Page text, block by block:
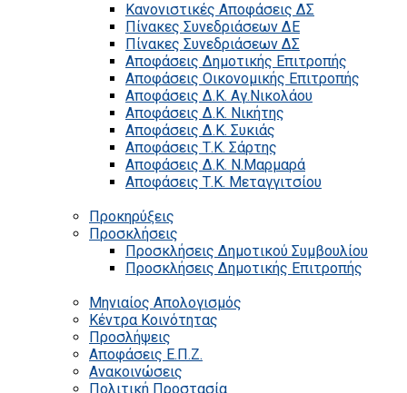
Κανονιστικές Αποφάσεις ΔΣ
Πίνακες Συνεδριάσεων ΔΕ
Πίνακες Συνεδριάσεων ΔΣ
Αποφάσεις Δημοτικής Επιτροπής
Αποφάσεις Οικονομικής Επιτροπής
Αποφάσεις Δ.Κ. Αγ.Νικολάου
Αποφάσεις Δ.Κ. Νικήτης
Αποφάσεις Δ.Κ. Συκιάς
Αποφάσεις Τ.Κ. Σάρτης
Αποφάσεις Δ.Κ. Ν.Μαρμαρά
Αποφάσεις Τ.Κ. Μεταγγιτσίου
Προκηρύξεις
Προσκλήσεις
Προσκλήσεις Δημοτικού Συμβουλίου
Προσκλήσεις Δημοτικής Επιτροπής
Μηνιαίος Απολογισμός
Κέντρα Κοινότητας
Προσλήψεις
Αποφάσεις Ε.Π.Ζ.
Ανακοινώσεις
Πολιτική Προστασία